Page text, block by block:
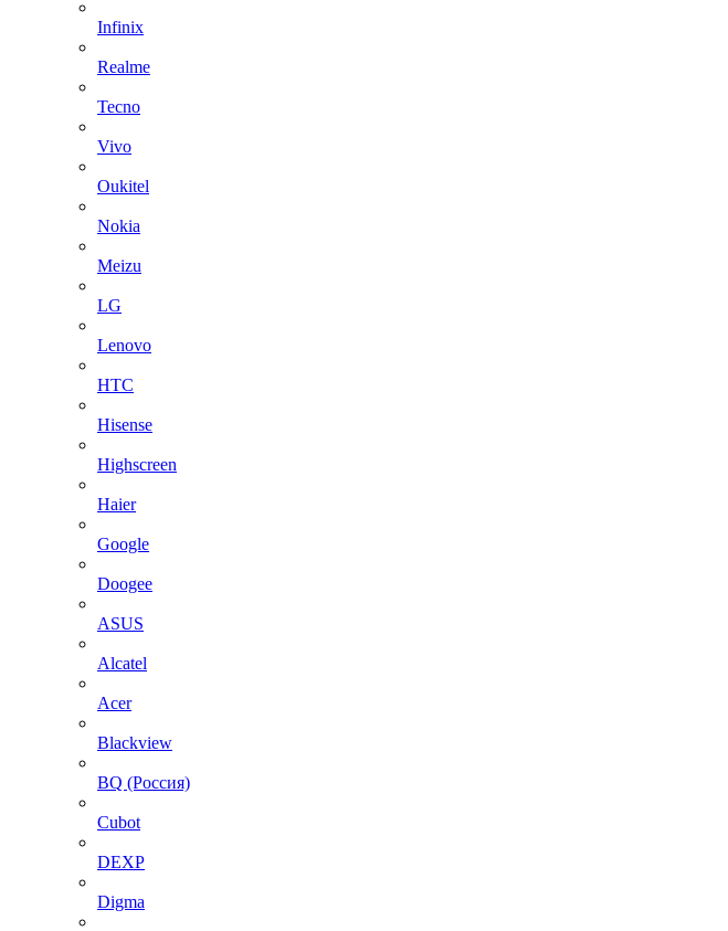
Infinix
Realme
Tecno
Vivo
Oukitel
Nokia
Meizu
LG
Lenovo
HTC
Hisense
Highscreen
Haier
Google
Doogee
ASUS
Alcatel
Acer
Blackview
BQ (Россия)
Cubot
DEXP
Digma